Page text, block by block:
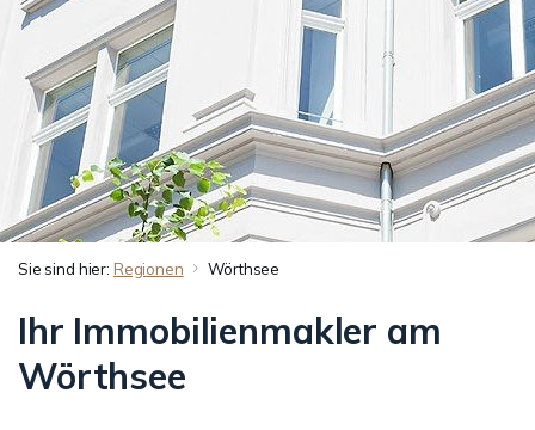
Sie sind hier: Regionen Wörthsee
Ihr Immobilienmakler am
Wörthsee